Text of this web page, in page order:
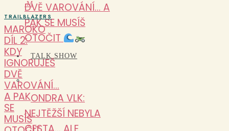
DVĚ VAROVÁNÍ… A
PAK SE MUSÍŠ
OTOČIT
TALK SHOW
ONDRA VLK:
NEJTĚŽŠÍ NEBYLA
M
TRAILBLAZERS
MAROKO
DÍL 2:
KDY
IGNORUJEŠ
DVĚ
VAROVÁNÍ…
A PAK
SE
MUSÍŠ